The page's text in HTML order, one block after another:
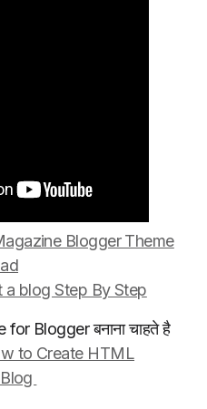
Blogger Theme
blog Step By Step
Blogger बनाना चाहते है
to Create HTML